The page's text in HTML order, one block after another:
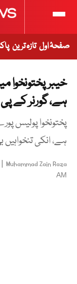
صفحۂ اول تازہ ترین
خیبرپختونخوا
ہے، گورنر کے پی
پختونخوا پولیس
ہے، انکی تنخواہیں
Muhammad Zain Raza
|
AM